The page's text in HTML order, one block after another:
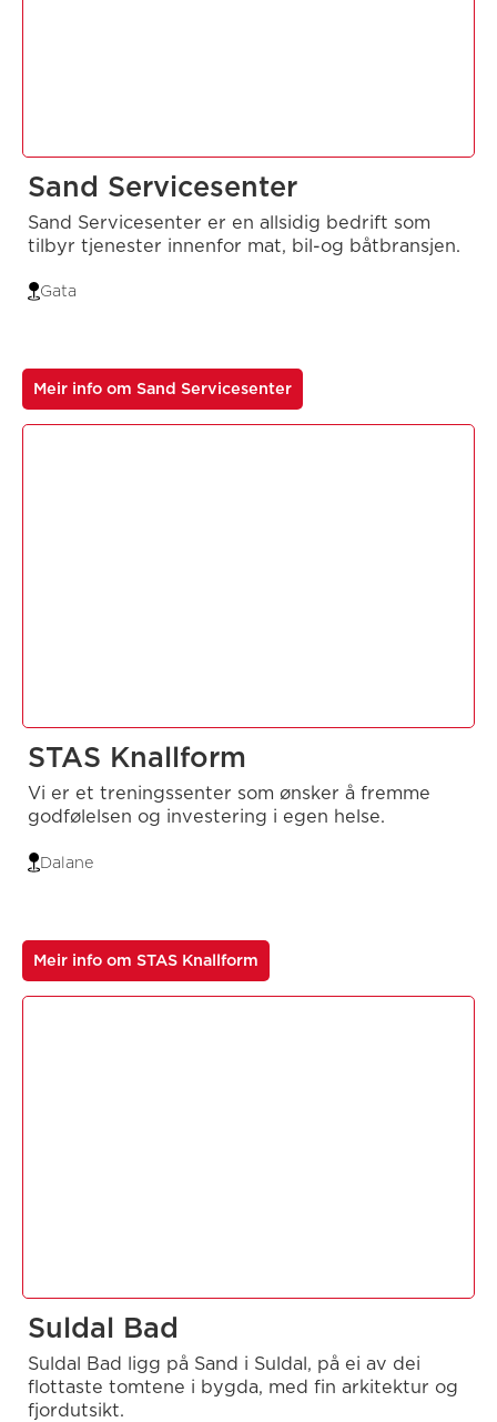
Sand Servicesenter
Sand Servicesenter er en allsidig bedrift som
tilbyr tjenester innenfor mat, bil-og båtbransjen.
Gata
Meir info om Sand Servicesenter
STAS Knallform
Vi er et treningssenter som ønsker å fremme
godfølelsen og investering i egen helse.
Dalane
Meir info om STAS Knallform
Suldal Bad
Suldal Bad ligg på Sand i Suldal, på ei av dei
flottaste tomtene i bygda, med fin arkitektur og
fjordutsikt.